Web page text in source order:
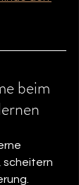
beim
scheitern